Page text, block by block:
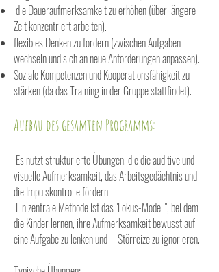
die Daueraufmerksamkeit zu erhöhen (über längere
Zeit konzentriert arbeiten).
flexibles Denken zu fördern (zwischen Aufgaben
wechseln und sich an neue Anforderungen anpassen).
Soziale Kompetenzen und Kooperationsfähigkeit zu
stärken (da das Training in der Gruppe stattfindet).
Aufbau des gesamten Programms:
Es nutzt strukturierte Übungen, die die auditive und
visuelle Aufmerksamkeit, das Arbeitsgedächtnis und
die Impulskontrolle fördern.
Ein zentrale Methode ist das "Fokus-Modell", bei dem
die Kinder lernen, ihre Aufmerksamkeit bewusst auf
eine Aufgabe zu lenken und Störreize zu ignorieren.